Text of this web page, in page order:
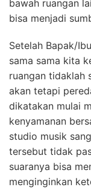
bawah ruangan
bisa menjadi
Setelah Bapak/
sama sama kita
ruangan tidaklah
akan tetapi
dikatakan mulai
kenyamanan
studio musik
tersebut tidak
suaranya bisa
menginginkan